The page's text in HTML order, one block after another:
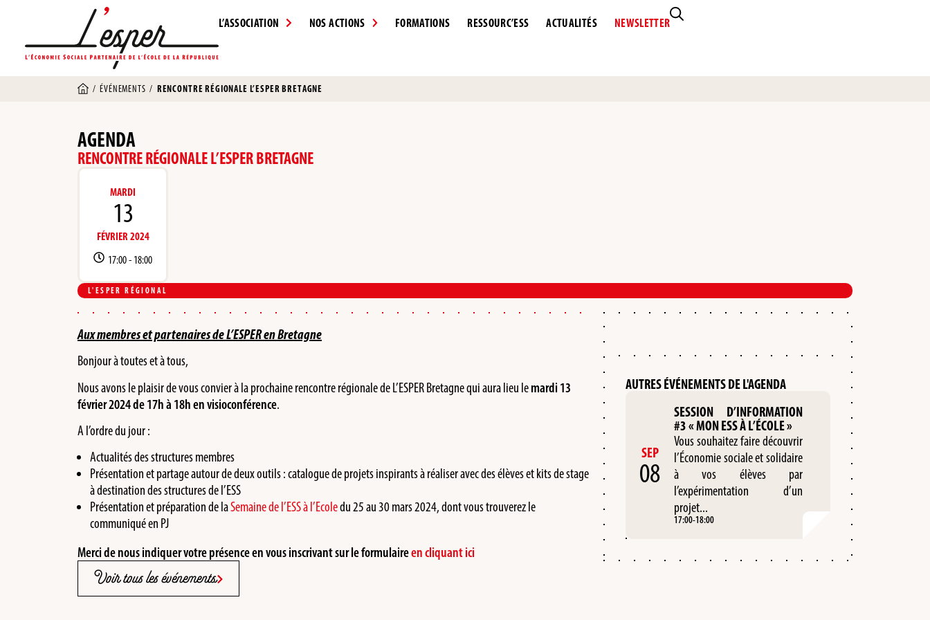
L’ASSOCIATION NOS ACTIONS FORMATIONS RESSOURC’ESS ACTUALITÉS NEWSLETTER
/ÉVÉNEMENTS / RENCONTRE RÉGIONALE L’ESPER BRETAGNE
AGENDA
RENCONTRE RÉGIONALE L’ESPER BRETAGNE
MARDI
13
FÉVRIER 2024
17:00 - 18:00
L'ESPER RÉGIONAL
Aux membres et partenaires de L’ESPER en Bretagne
Bonjour à toutes et à tous,
Nous avons le plaisir de vous convier à la prochaine rencontre régionale de L’ESPER Bretagne qui aura lieu lemardi 13
février 2024 de 17h à 18h en visioconférence.
A l’ordre du jour :
Actualités des structures membres
Présentation et partage autour de deux outils : catalogue de projets inspirants à réaliser avec des élèves et kits de stage
à destination des structures de l’ESS
Présentation et préparation de laSemaine de l’ESS à l’Ecoledu 25 au 30 mars 2024, dont vous trouverez le
communiqué en PJ
Merci de nous indiquer votre présence en vous inscrivant sur le formulaireen cliquant ici
Voir tous les événements
AUTRES ÉVÉNEMENTS DE L'AGENDA
SEP
08
SESSION D’INFORMATION
#3 « MON ESS À L’ÉCOLE »
Vous souhaitez faire découvrir
l’Économie sociale et solidaire
à vos élèves par
l’expérimentation d’un
projet...
17:00-18:00